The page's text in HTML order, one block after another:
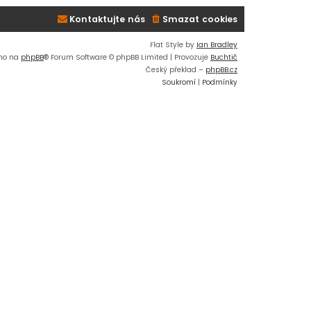
Smazat cookies
Kontaktujte nás
Flat Style by Ian Bradley
na phpBB® Forum Software © phpBB Limited | Provozuje Buchtič
Český překlad – phpBB.cz
Soukromí | Podmínky